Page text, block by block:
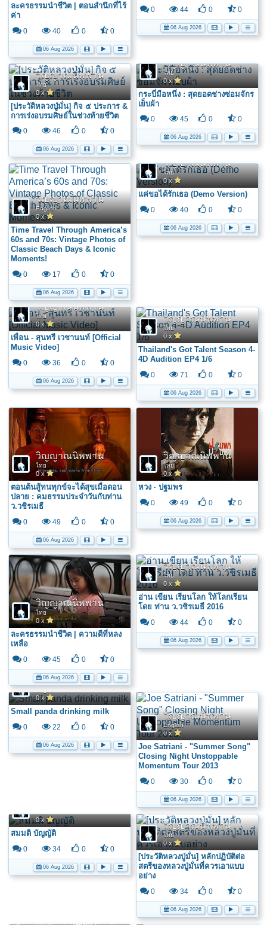
ละครธรรมนำชีวิต | ตอนสำนึกที่ไร้
ค่า
0 40 0 0
06 Aug 2026
0 44 0 0
06 Aug 2026
วิญญาณนิพพาน
ไทย
0 x
[ประวัติหลวงปู่มั่น] กิจ ๕ ประการ &
การเร่งอบรมศิษย์ในช่วงท้ายชีวิต
0 46 0 0
06 Aug 2026
วิญญาณนิพพาน
ไทย
0 x
กระบี่มือหนึ่ง : สุดยอดช่างซ่อมจักร
เย็บผ้า
0 45 0 0
06 Aug 2026
วิญญาณนิพพาน
English
0 x
Time Travel Through America’s
60s and 70s: Vintage Photos of
Classic Beach Days & Iconic
Moments!
0 17 0 0
06 Aug 2026
วิญญาณนิพพาน
ไทย
0 x
แค่ขอได้รักเธอ (Demo Version)
0 40 0 0
06 Aug 2026
วิญญาณนิพพาน
ไทย
0 x
เพื่อน - สุนทรี เวชานนท์ [Official
Music Video]
0 36 0 0
06 Aug 2026
วิญญาณนิพพาน
ไทย
0 x
Thailand's Got Talent Season 4-
4D Audition EP4 1/6
0 71 0 0
06 Aug 2026
วิญญาณนิพพาน
ไทย
0 x
ตอนต้นสู้ทนทุกข์จะได้สุขเมื่อตอน
ปลาย : คมธรรมประจำวันกับท่าน
ว.วชิรเมธี
0 49 0 0
06 Aug 2026
วิญญาณนิพพาน
ไทย
0 x
หวง · ปฐมพร
0 49 0 0
06 Aug 2026
วิญญาณนิพพาน
ไทย
0 x
ละครธรรมนำชีวิต | ความดีที่หลง
เหลือ
0 45 0 0
06 Aug 2026
วิญญาณนิพพาน
ไทย
0 x
อ่าน เขียน เรียนโลก ให้โลกเรียน
โดย ท่าน ว.วชิรเมธี 2016
0 44 0 0
06 Aug 2026
วิญญาณนิพพาน
0 x
Small panda drinking milk
0 22 0 0
06 Aug 2026
วิญญาณนิพพาน
English
0 x
Joe Satriani - "Summer Song"
Closing Night Unstoppable
Momentum Tour 2013
0 30 0 0
06 Aug 2026
0 x
สมมติ บัญญัติ
0 34 0 0
06 Aug 2026
วิญญาณนิพพาน
ไทย
0 x
[ประวัติหลวงปู่มั่น] หลักปฏิบัติต่อ
สตรีของหลวงปู่มั่นที่ควรเอาแบบ
อย่าง
0 34 0 0
06 Aug 2026
1 2 3 4